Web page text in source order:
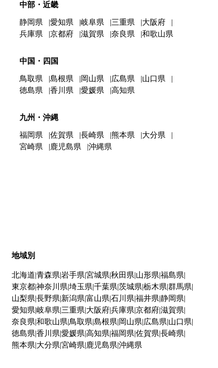
中部・近畿
静岡県 愛知県 岐阜県 三重県
大阪府
兵庫県
京都府 滋賀県 奈良県 和歌山県
中国・四国
鳥取県 島根県 岡山県 広島県
山口県
徳島県
香川県 愛媛県 高知県
九州・沖縄
福岡県 佐賀県 長崎県 熊本県
大分県
宮崎県
鹿児島県 沖縄県
地域別
北海道 青森県 岩手県 宮城県 秋田県 山形県 福島県
東京都神奈川県 埼玉県 千葉県 茨城県 栃木県 群馬県
山梨県 長野県 新潟県 富山県 石川県 福井県 静岡県
愛知県 岐阜県 三重県 大阪府兵庫県 京都府滋賀県
奈良県 和歌山県 鳥取県 島根県 岡山県 広島県 山口県
徳島県 香川県 愛媛県 高知県 福岡県 佐賀県 長崎県
熊本県 大分県 宮崎県 鹿児島県 沖縄県